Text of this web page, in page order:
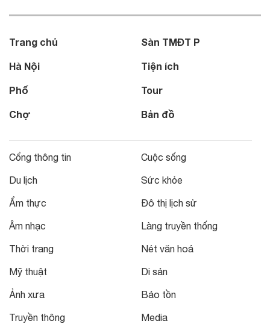
Trang chủ
Hà Nội
Phố
Chợ
Sàn TMĐT P
Tiện ích
Tour
Bản đồ
Cổng thông tin
Du lịch
Ẩm thực
Âm nhạc
Thời trang
Mỹ thuật
Ảnh xưa
Truyền thông
Cuộc sống
Sức khỏe
Đô thị lịch sử
Làng truyền thống
Nét văn hoá
Di sản
Bảo tồn
Media